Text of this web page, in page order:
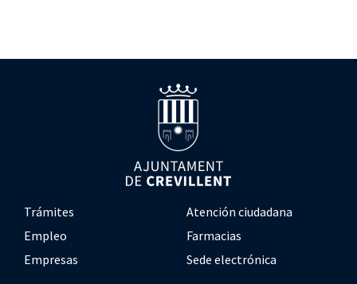
Trámites
Atención ciudadana
Empleo
Farmacias
Empresas
Sede electrónica